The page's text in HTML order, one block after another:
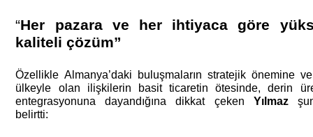
“Her pazara ve her ihtiyaca göre
kaliteli çözüm”
Özellikle Almanya’daki buluşmaların stratejik önemine
ülkeyle olan ilişkilerin basit ticaretin ötesinde, derin
entegrasyonuna dayandığına dikkat çeken Yılmaz
belirtti: